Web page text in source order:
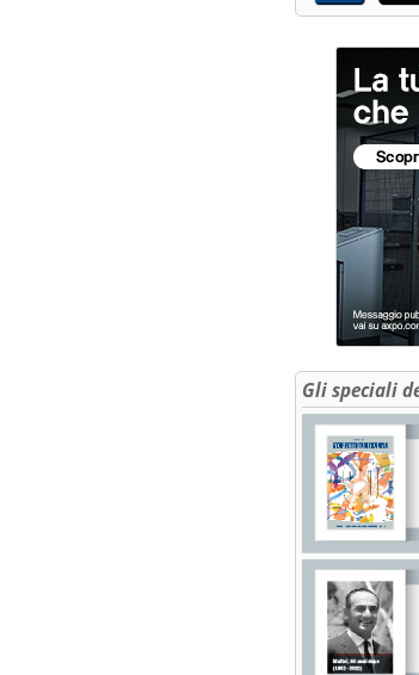
Gli speciali